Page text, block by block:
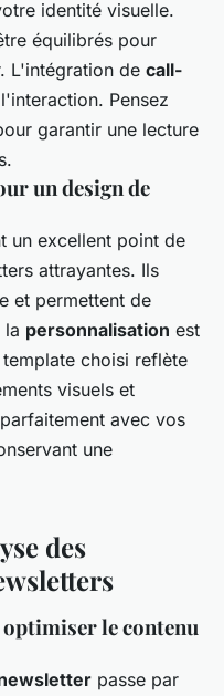
identité visuelle.
équilibrés pour
L'intégration de call-
Pensez
garantir une lecture
un design de
un excellent point de
attrayantes. Ils
et permettent de
la personnalisation est
choisi reflète
visuels et
avec vos
une
des
le contenu
passe par